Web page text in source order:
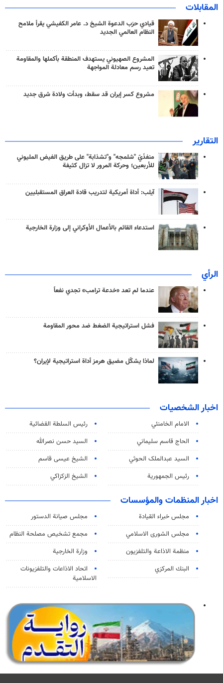
المقابلات
قيادي حزب الدعوة الشيخ د. عامر الكفيشي يقرأ ملامح
النظام العالمي الجديد
المشروع الصهيوني يستهدف المنطقة بأكملها والمقاومة
تعيد رسم معادلة المواجهة
مشروع كسر إيران قد سقط، وبدأت ولادة شرق جديد
التقارير
منفذَيّ "شلمجه" و"تشذابة" على طريق الفيض المليوني
للأربعين؛ وحركة المرور لا تزال كثيفة
آيلب: أداة أمريكية لتدريب قادة العراق المستقبليين
استدعاء القائم بالأعمال الأوكراني إلى وزارة الخارجية
الرأي
عندما لم تعد «خدعة ترامب» تجدي نفعاً
فشل استراتيجية الضغط ضد محور المقاومة
لماذا يشكّل مضيق هرمز أداة استراتيجية لإيران؟
اخبار الشخصيات
الامام الخامنئي
رئیس السلطة القضائیة
الحاج قاسم سليماني
السيد حسن نصرالله
السید عبدالملک الحوثي
الشيخ عيسى قاسم
رئيس الجمهورية
الشيخ الزكزاكي
اخبار المنظمات والمؤسسات
مجلس خبراء القيادة
مجلس صيانة الدستور
مجلس الشورى الاسلامي
مجمع تشخيص مصلحة النظام
منظمة الاذاعة والتلفزیون
وزارة الخارجية
البنك المركزي
اتحاد الاذاعات والتلفزيونات
الاسلامية